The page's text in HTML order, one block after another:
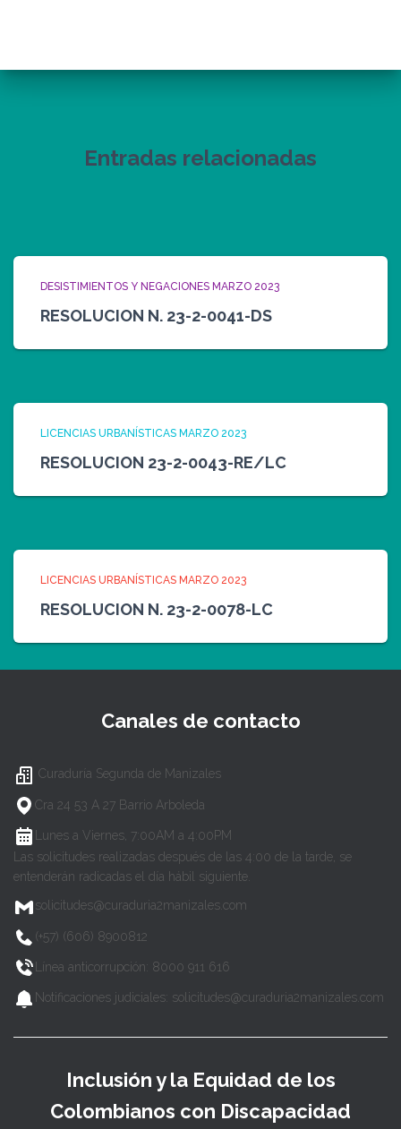
Entradas relacionadas
DESISTIMIENTOS Y NEGACIONES MARZO 2023
RESOLUCION N. 23-2-0041-DS
LICENCIAS URBANÍSTICAS MARZO 2023
RESOLUCION 23-2-0043-RE/LC
LICENCIAS URBANÍSTICAS MARZO 2023
RESOLUCION N. 23-2-0078-LC
Canales de contacto
Curaduría Segunda de Manizales
Cra 24 53 A 27 Barrio Arboleda
Lunes a Viernes, 7:00AM a 4:00PM
Las solicitudes realizadas después de las 4:00 de la tarde, se
entenderán radicadas el día hábil siguiente.
solicitudes@curaduria2manizales.com
(+57) (606) 8900812
Línea anticorrupción: 8000 911 616
Notificaciones judiciales: solicitudes@curaduria2manizales.com
Inclusión y la Equidad de los
Colombianos con Discapacidad